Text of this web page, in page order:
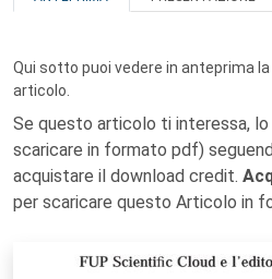
Qui sotto puoi vedere in anteprima
articolo.
Se questo articolo ti interessa, lo
scaricare in formato pdf)
acquistare il download credit.
per scaricare questo Articolo in